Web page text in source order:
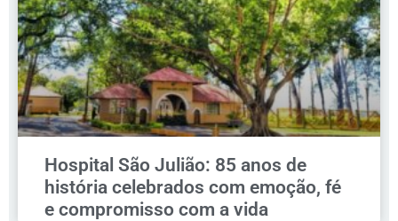
Hospital São Julião: 85 anos de
história celebrados com emoção, fé
e compromisso com a vida